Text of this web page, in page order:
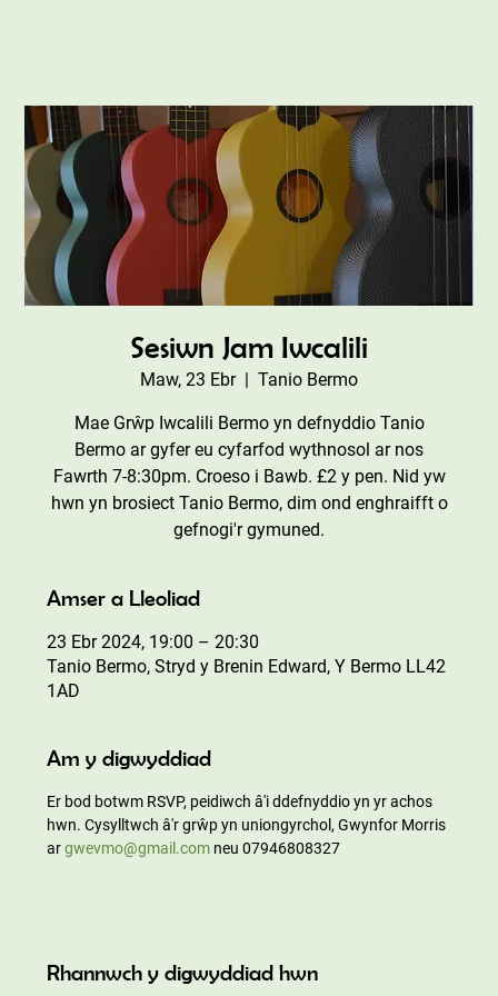
Sesiwn Jam Iwcalili
Maw, 23 Ebr
  |
Tanio Bermo
Mae Grŵp Iwcalili Bermo yn defnyddio Tanio
Bermo ar gyfer eu cyfarfod wythnosol ar nos
Fawrth 7-8:30pm. Croeso i Bawb. £2 y pen. Nid yw
hwn yn brosiect Tanio Bermo, dim ond enghraifft o
gefnogi'r gymuned.
Amser a Lleoliad
23 Ebr 2024, 19:00 – 20:30
Tanio Bermo, Stryd y Brenin Edward, Y Bermo LL42
1AD
Am y digwyddiad
Er bod botwm RSVP, peidiwch â'i ddefnyddio yn yr achos
hwn. Cysylltwch â'r grŵp yn uniongyrchol, Gwynfor Morris
ar gwevmo@gmail.com neu 07946808327
Rhannwch y digwyddiad hwn